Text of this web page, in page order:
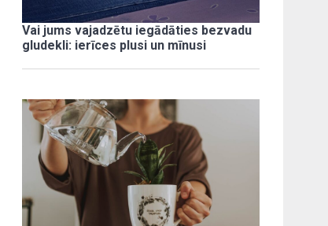
Vai jums vajadzētu iegādāties bezvadu
gludekli: ierīces plusi un mīnusi